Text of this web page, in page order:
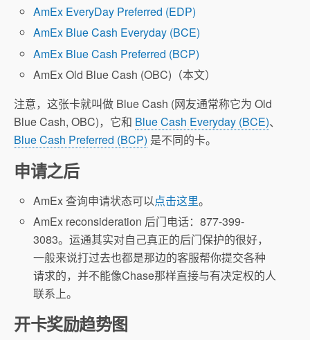
AmEx EveryDay Preferred (EDP)
AmEx Blue Cash Everyday (BCE)
AmEx Blue Cash Preferred (BCP)
AmEx Old Blue Cash (OBC)（本文）
注意，这张卡就叫做 Blue Cash (网友通常称它为 Old
Blue Cash, OBC)，它和 Blue Cash Everyday (BCE)、
Blue Cash Preferred (BCP) 是不同的卡。
申请之后
AmEx 查询申请状态可以点击这里。
AmEx reconsideration 后门电话：877-399-
3083。运通其实对自己真正的后门保护的很好，
一般来说打过去也都是那边的客服帮你提交各种
请求的，并不能像Chase那样直接与有决定权的人
联系上。
开卡奖励趋势图